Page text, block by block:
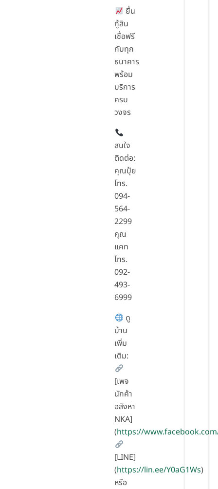
ยื่น
กู้สิน
เชื่อฟรี
กับทุก
ธนาคาร
พร้อม
บริการ
ครบ
วงจร
สนใจ
ติดต่อ:
คุณปุ้ย
โทร.
094-
564-
2299
คุณ
แคท
โทร.
092-
493-
6999
ดู
บ้าน
เพิ่ม
เติม:
[เพจ
นักค้า
อสังหา
NKA]
(https://
[LINE]
(https://lin.ee/Y0aG1Ws)
หรือ